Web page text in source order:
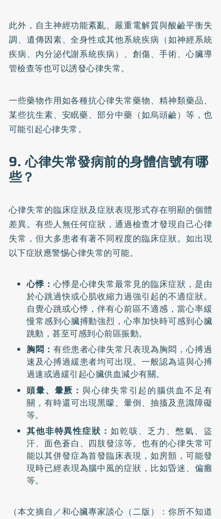
此外，自主神經功能紊亂、嚴重電解質與酸鹼平衡失
調、遺傳因素、全身性或其他系統疾病（如神經系統
疾病、內分泌代謝系統疾病）、創傷、手術、心臟導
管檢查等也可以誘發心律失常。
一些藥物作用如各種抗心律失常藥物、精神類藥品、
某些抗生素、安眠藥、部分中藥（如烏頭鹼）等，也
可能引起心律失常。
9. 心律失常發病前的身體信號有哪
些？
心律失常的臨床症狀及症狀表現形式存在明顯的個體
差異。有些人無任何症狀，通過檢查才發現自己心律
失常，但大多患者有著不同程度的臨床症狀。如出現
以下症狀應警惕心律失常的可能。
心悸：心悸是心律失常最常見的臨床症狀，是由
於心跳過快或心肌收縮力過強引起的不適症狀。
自覺心跳或心悸，伴有心前區不適感，當心率緩
慢常感到心臟搏動強烈，心率加快時可感到心臟
跳動，甚至可感到心前區振動。
胸悶： 有些患者心律失常只表現為胸悶，心搏過
速及心搏過緩患者均可出現。一般認為這與心搏
過速或過緩引起心臟供血減少有關。
頭暈、暈厥：與心律失常引起的腦供血不足有
關，有時還可出現黑矇、暈倒、抽搐及意識障礙
等。
其他非特異性症狀： 如乾咳、乏力、憋氣、盜
汗、面色蒼白、四肢發涼等。也有的心律失常可
能以其併發症為首發臨床表現，如房顫，可能發
現時已經表現為腦中風的症狀，比如昏迷、偏癱
等。
（本文摘自／和心臟專家談心（二版）：你所不知道